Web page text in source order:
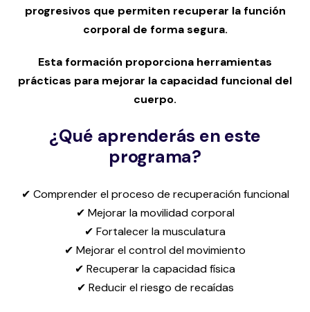
progresivos que permiten recuperar la función
corporal de forma segura.
Esta formación proporciona herramientas
prácticas para mejorar la capacidad funcional del
cuerpo.
¿Qué aprenderás en este
programa?
✔ Comprender el proceso de recuperación funcional
✔ Mejorar la movilidad corporal
✔ Fortalecer la musculatura
✔ Mejorar el control del movimiento
✔ Recuperar la capacidad física
✔ Reducir el riesgo de recaídas